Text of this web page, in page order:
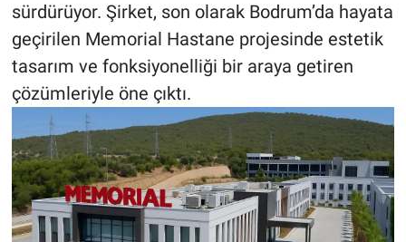
sürdürüyor. Şirket, son olarak Bodrum’da hayata
geçirilen Memorial Hastane projesinde estetik
tasarım ve fonksiyonelliği bir araya getiren
çözümleriyle öne çıktı.